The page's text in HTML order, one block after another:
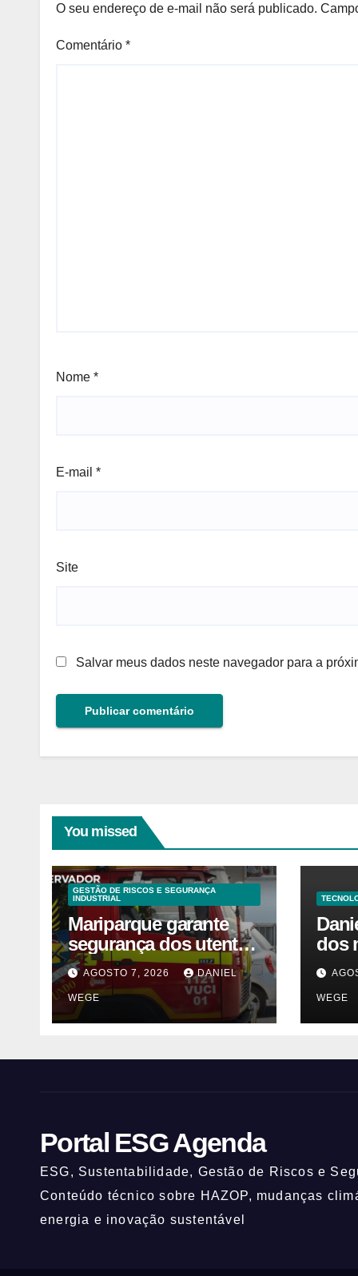
O seu endereço de e-mail não será publicado.
Comentário *
Nome *
E-mail *
Site
Salvar meus dados neste navegador para a
You missed
GESTÃO DE RISCOS E SEGURANÇA
INDUSTRIAL
Mariparque garante
segurança dos utentes
após acidente –
Observador
AGOSTO 7, 2026 DANIEL
WEGE
dos
WEGE
Portal ESG Agenda
ESG, Sustentabilidade, Gestão de Riscos e
Conteúdo técnico sobre HAZOP, mudanças
energia e inovação sustentável